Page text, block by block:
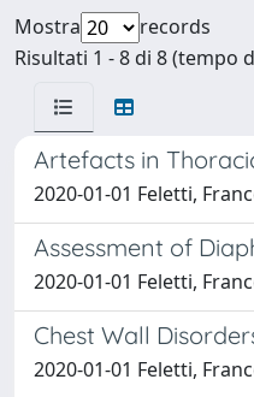
Mostra
records
Risultati 1 - 8 di 8 (tempo
Artefacts in
2020-01-01 Feletti,
Assessment of
2020-01-01 Feletti,
Chest Wall
2020-01-01 Feletti,